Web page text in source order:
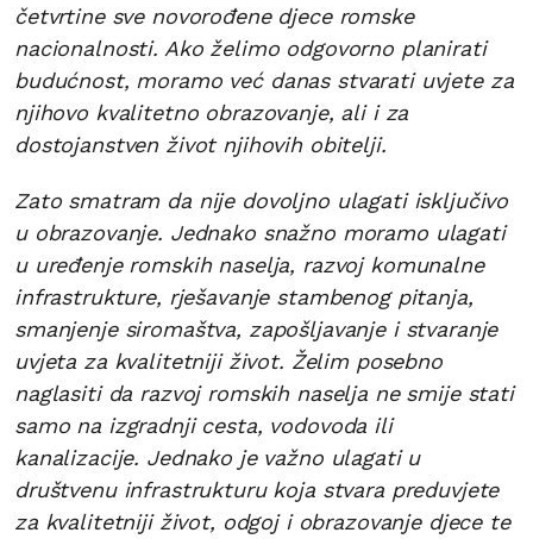
četvrtine sve novorođene djece romske
nacionalnosti. Ako želimo odgovorno planirati
budućnost, moramo već danas stvarati uvjete za
njihovo kvalitetno obrazovanje, ali i za
dostojanstven život njihovih obitelji.
Zato smatram da nije dovoljno ulagati isključivo
u obrazovanje. Jednako snažno moramo ulagati
u uređenje romskih naselja, razvoj komunalne
infrastrukture, rješavanje stambenog pitanja,
smanjenje siromaštva, zapošljavanje i stvaranje
uvjeta za kvalitetniji život. Želim posebno
naglasiti da razvoj romskih naselja ne smije stati
samo na izgradnji cesta, vodovoda ili
kanalizacije. Jednako je važno ulagati u
društvenu infrastrukturu koja stvara preduvjete
za kvalitetniji život, odgoj i obrazovanje djece te